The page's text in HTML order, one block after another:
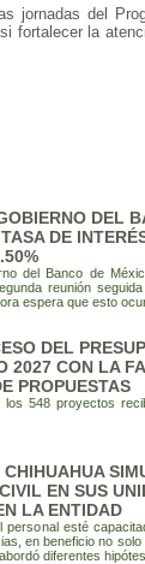
jornadas del
fortalecer la
DEL
DE
del Banco de
reunión
espera que esto
DEL
2027 CON LA
PROPUESTAS
los 548 proyectos
EN SUS
LA ENTIDAD
personal esté
en beneficio no
diferentes